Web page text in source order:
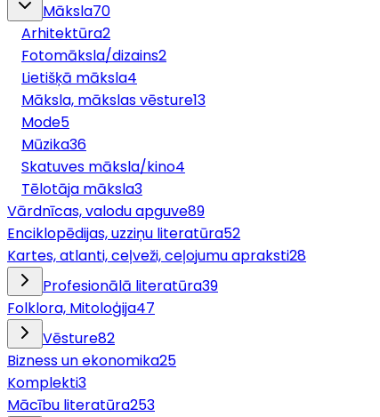
Māksla70
Arhitektūra2
Fotomāksla/dizains2
Lietišķā māksla4
Māksla, mākslas vēsture13
Mode5
Mūzika36
Skatuves māksla/kino4
Tēlotāja māksla3
Vārdnīcas, valodu apguve89
Enciklopēdijas, uzziņu literatūra52
Kartes, atlanti, ceļveži, ceļojumu apraksti28
Profesionālā literatūra39
Folklora, Mitoloģija47
Vēsture82
Bizness un ekonomika25
Komplekti3
Mācību literatūra253